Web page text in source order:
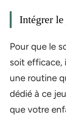
Intégrer
Pour que le
soit efficace,
une routine
dédié à ce
que votre